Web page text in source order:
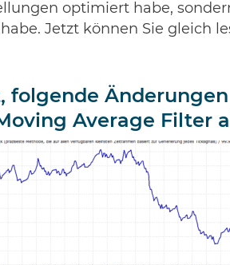
optimiert habe,
Jetzt können Sie gleich
folgende
Average Filter